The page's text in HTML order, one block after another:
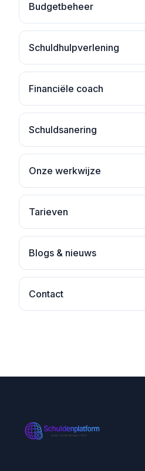
Budgetbeheer
Schuldhulpverlening
Financiële coach
Schuldsanering
Onze werkwijze
Tarieven
Blogs & nieuws
Contact